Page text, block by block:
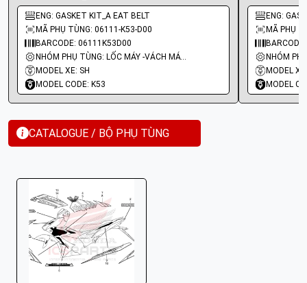
ENG: GASKET KIT_A EAT BELT
MÃ PHỤ TÙNG: 06111-K53-D00
BARCODE: 06111K53D00
NHÓM PHỤ TÙNG: LỐC MÁY -VÁCH MÁY - GIOĂNG MÁY
MODEL XE: SH
MODEL CODE: K53
ENG:
MÃ PHỤ
MODEL
MODEL
CATALOGUE / BỘ PHỤ TÙNG